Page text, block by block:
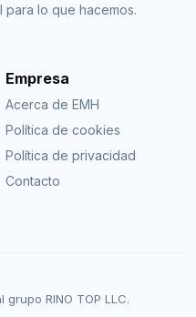
para lo que hacemos.
Empresa
Acerca de EMH
Política de cookies
Política de privacidad
Contacto
RINO TOP LLC.